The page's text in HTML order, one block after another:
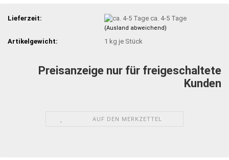
Lieferzeit: ca. 4-5 Tage
(Ausland abweichend)
Artikelgewicht: 1 kg je Stück
Preisanzeige nur für freigeschaltete
Kunden
AUF DEN MERKZETTEL